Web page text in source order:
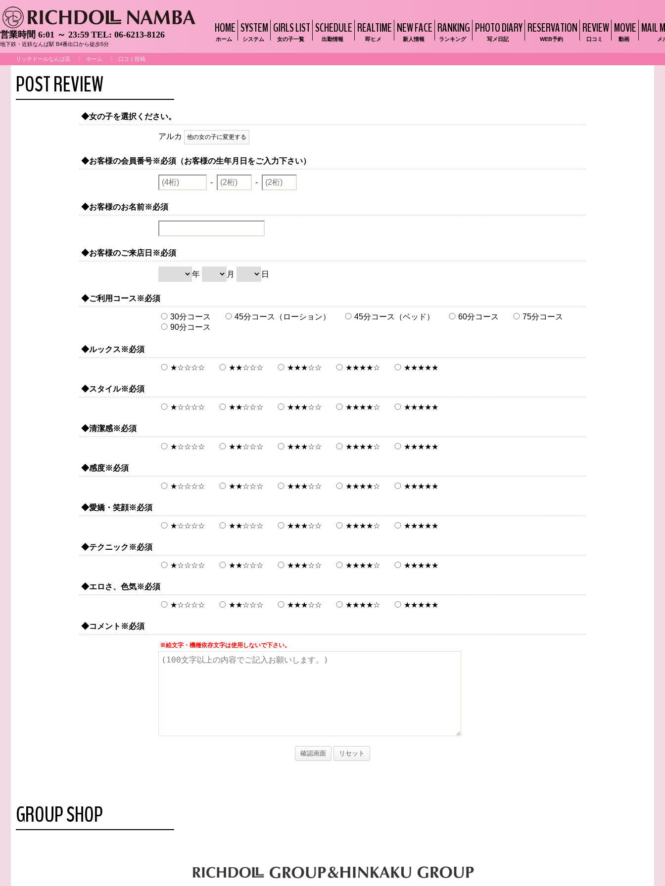
営業時間 6:01 ～ 23:59 TEL: 06-6213-8126
地下鉄・近鉄なんば駅 B4番出口から徒歩5分
HOME
ホーム
SYSTEM
システム
GIRLS LIST
女の子一覧
SCHEDULE
出勤情報
REALTIME
即ヒメ
NEW FACE
新人情報
RANKING
ランキング
PHOTO DIARY
写メ日記
RESERVATION
WEB予約
REVIEW
口コミ
MOVIE
動画
MAIL
メ
リッチドールなんば店 ホーム 口コミ投稿
POST REVIEW
◆女の子を選択ください。
アルカ 他の女の子に変更する
◆お客様の会員番号※必須（お客様の生年月日をご入力下さい）
- -
◆お客様のお名前※必須
◆お客様のご来店日 ※必須
年 月 日
◆ご利用コース※必須
30分コース 45分コース（ローション） 45分コース（ベッド） 60分コース
75分コース
90分コース
◆ルックス※必須
★☆☆☆☆ ★★☆☆☆ ★★★☆☆ ★★★★☆ ★★★★★
◆スタイル※必須
★☆☆☆☆ ★★☆☆☆ ★★★☆☆ ★★★★☆ ★★★★★
◆清潔感※必須
★☆☆☆☆ ★★☆☆☆ ★★★☆☆ ★★★★☆ ★★★★★
◆感度※必須
★☆☆☆☆ ★★☆☆☆ ★★★☆☆ ★★★★☆ ★★★★★
◆愛嬌・笑顔※必須
★☆☆☆☆ ★★☆☆☆ ★★★☆☆ ★★★★☆ ★★★★★
◆テクニック ※必須
★☆☆☆☆ ★★☆☆☆ ★★★☆☆ ★★★★☆ ★★★★★
◆エロさ、色気※必須
★☆☆☆☆ ★★☆☆☆ ★★★☆☆ ★★★★☆ ★★★★★
◆コメント ※必須
※絵文字・機種依存文字は使用しないで下さい。
GROUP SHOP